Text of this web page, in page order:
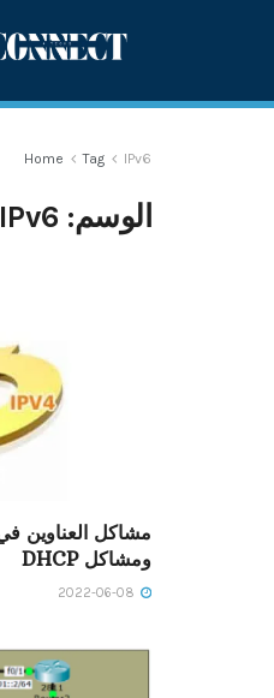
Home Tag IPv6
الوسم: IPv6
ومشاكل DHCP